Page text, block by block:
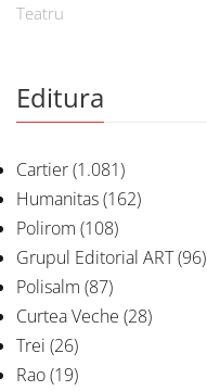
Teatru
Editura
Cartier(1.081)
Humanitas(162)
Polirom (108)
Grupul Editorial ART(96)
Polisalm (87)
Curtea Veche (28)
Trei (26)
Rao(19)